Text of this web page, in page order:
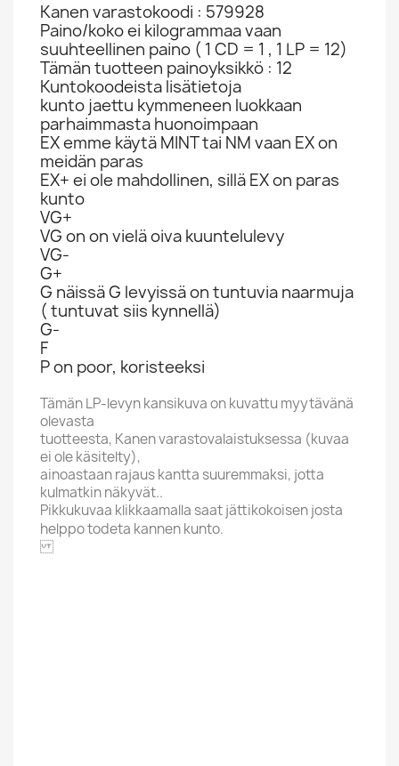
Kanen varastokoodi : 579928
Paino/koko ei kilogrammaa vaan
suuhteellinen paino ( 1 CD = 1 , 1 LP = 12)
Tämän tuotteen painoyksikkö : 12
Kuntokoodeista lisätietoja
kunto jaettu kymmeneen luokkaan
parhaimmasta huonoimpaan
EX emme käytä MINT tai NM vaan EX on
meidän paras
EX+ ei ole mahdollinen, sillä EX on paras
kunto
VG+
VG on on vielä oiva kuuntelulevy
VG-
G+
G näissä G levyissä on tuntuvia naarmuja
( tuntuvat siis kynnellä)
G-
F
P on poor, koristeeksi
Tämän LP-levyn kansikuva on kuvattu myytävänä
olevasta
tuotteesta, Kanen varastovalaistuksessa (kuvaa
ei ole käsitelty),
ainoastaan rajaus kantta suuremmaksi, jotta
kulmatkin näkyvät..
Pikkukuvaa klikkaamalla saat jättikokoisen josta
helppo todeta kannen kunto.